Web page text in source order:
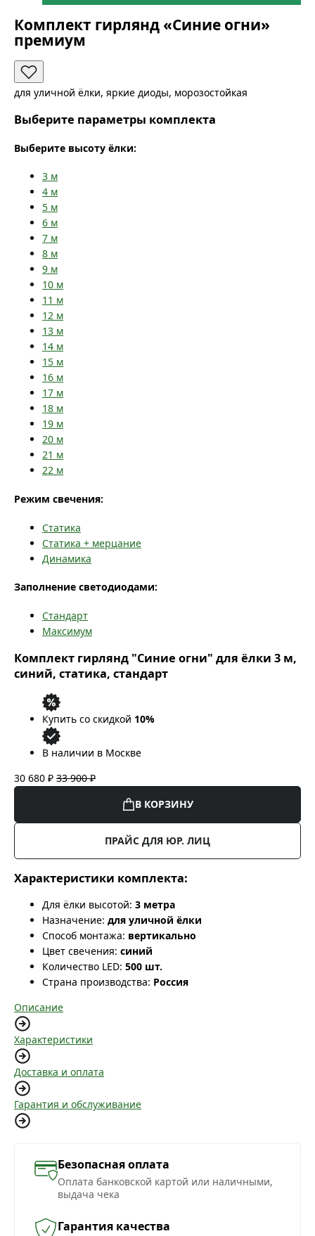
Комплект гирлянд «Синие огни»
премиум
для уличной ёлки, яркие диоды, морозостойкая
Выберите параметры комплекта
Выберите высоту ёлки:
3 м
4 м
5 м
6 м
7 м
8 м
9 м
10 м
11 м
12 м
13 м
14 м
15 м
16 м
17 м
18 м
19 м
20 м
21 м
22 м
Режим свечения:
Статика
Статика + мерцание
Динамика
Заполнение светодиодами:
Стандарт
Максимум
Комплект гирлянд "Синие огни" для ёлки 3 м,
синий, статика, стандарт
Купить со скидкой 10%
В наличии в Москве
30 680 ₽ 33 900 ₽
В КОРЗИНУ
ПРАЙС ДЛЯ ЮР. ЛИЦ
Характеристики комплекта:
Для ёлки высотой: 3 метра
Назначение: для уличной ёлки
Способ монтажа: вертикально
Цвет свечения: синий
Количество LED: 500 шт.
Страна производства: Россия
Описание
Характеристики
Доставка и оплата
Гарантия и обслуживание
Безопасная оплата
Оплата банковской картой или наличными,
выдача чека
Гарантия качества